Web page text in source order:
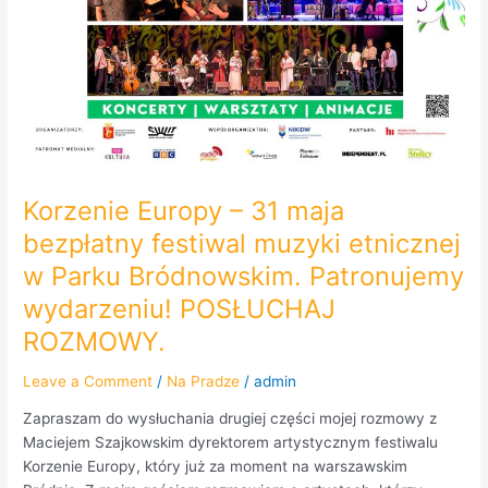
Korzenie Europy – 31 maja
bezpłatny festiwal muzyki etnicznej
w Parku Bródnowskim. Patronujemy
wydarzeniu! POSŁUCHAJ
ROZMOWY.
Leave a Comment / Na Pradze /admin
Zapraszam do wysłuchania drugiej części mojej rozmowy z
Maciejem Szajkowskim dyrektorem artystycznym festiwalu
Korzenie Europy, który już za moment na warszawskim